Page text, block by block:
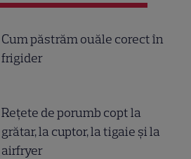
Cum păstrăm ouăle corect în
frigider
Reţete de porumb copt la
grătar, la cuptor, la tigaie şi la
airfryer